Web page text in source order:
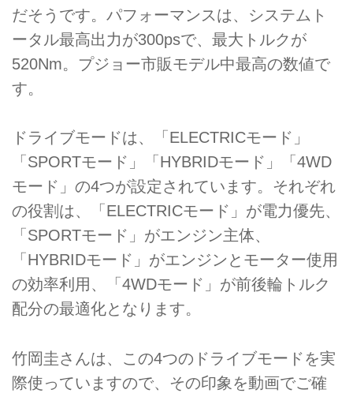
だそうです。パフォーマンスは、システムト
ータル最高出力が300psで、最大トルクが
520Nm。プジョー市販モデル中最高の数値で
す。
ドライブモードは、「ELECTRICモード」
「SPORTモード」「HYBRIDモード」「4WD
モード」の4つが設定されています。それぞれ
の役割は、「ELECTRICモード」が電力優先、
「SPORTモード」がエンジン主体、
「HYBRIDモード」がエンジンとモーター使用
の効率利用、「4WDモード」が前後輪トルク
配分の最適化となります。
竹岡圭さんは、この4つのドライブモードを実
際使っていますので、その印象を動画でご確